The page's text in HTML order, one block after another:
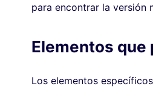
para encontrar la versión
Elementos
Los elementos